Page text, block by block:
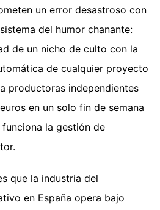
un error desastroso con
del humor chanante:
de un nicho de culto con la
de cualquier proyecto
productoras independientes
en un solo fin de semana
la gestión de
que la industria del
en España opera bajo